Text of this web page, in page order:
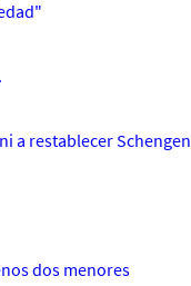
a restablecer Schengen
dos menores